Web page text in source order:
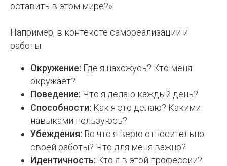
оставить в этом мире?»
Например, в контексте самореализации и
работы:
Окружение: Где я нахожусь? Кто меня
окружает?
Поведение: Что я делаю каждый день?
Способности: Как я это делаю? Какими
навыками пользуюсь?
Убеждения: Во что я верю относительно
своей работы? Что для меня важно?
Идентичность: Кто я в этой профессии?